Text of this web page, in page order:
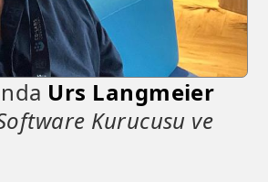
Urs Langmeier
Kurucusu ve